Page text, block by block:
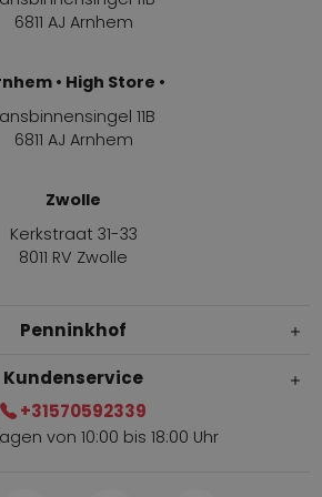
6811 AJ Arnhem
• High Store •
11B
6811 AJ Arnhem
Zwolle
Kerkstraat 31-33
8011 RV Zwolle
Penninkhof
Kundenservice
+31570592339
von 10:00 bis 18:00 Uhr